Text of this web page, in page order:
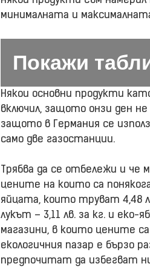
минималната и
Покажи
Някои основни продукти
включил, защото онзи ден
защото в Германия се
само две газостанции.
Трябва да се отбележи и
цените на които са
яйцата, които труват 4,48
лукът – 3,11 лв. за кг. и еко-
магазини, в които цените
екологичния пазар е бързо
предпочитат да избегват